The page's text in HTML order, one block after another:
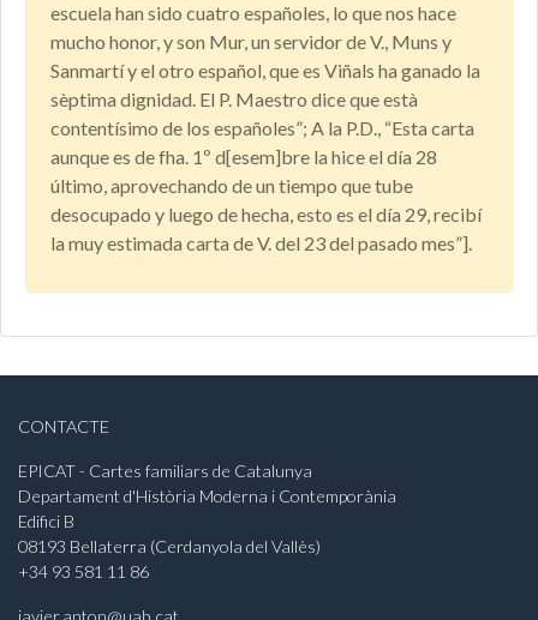
escuela han sido cuatro españoles, lo que nos hace
mucho honor, y son Mur, un servidor de V., Muns y
Sanmartí y el otro español, que es Viñals ha ganado la
sèptima dignidad. El P. Maestro dice que està
contentísimo de los españoles”; A la P.D., “Esta carta
aunque es de fha. 1º d[esem]bre la hice el día 28
último, aprovechando de un tiempo que tube
desocupado y luego de hecha, esto es el día 29, recibí
la muy estimada carta de V. del 23 del pasado mes”].
CONTACTE
EPICAT - Cartes familiars de Catalunya
Departament d'Història Moderna i Contemporània
Edifici B
08193 Bellaterra (Cerdanyola del Vallès)
+34 93 581 11 86